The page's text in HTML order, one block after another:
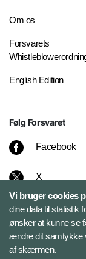
Om os
Forsvarets
English Edition
Følg Forsvaret
Facebook
X
Instagram
Bluesky
Vi bruger cookies
dine data til statistik
ønsker at kunne se
ændre dit samtykke
af skærmen.